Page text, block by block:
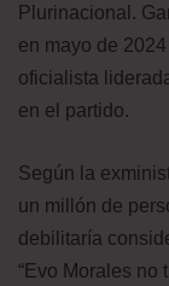
Plurinacional.
en mayo de
oficialista
en el partido.
Según la
un millón de
debilitaría
“Evo Morales no